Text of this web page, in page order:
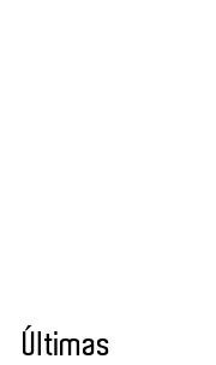
Últimas